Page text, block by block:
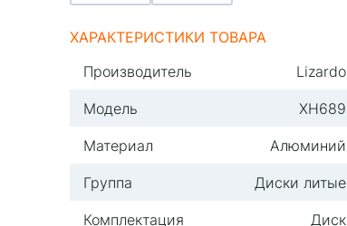
ХАРАКТЕРИСТИКИ ТОВАРА
Производитель
Lizardo
Модель
XH689
Материал
Алюминий
Группа
Диски литые
Комплектация
Диск